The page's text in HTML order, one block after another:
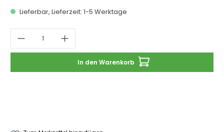
Lieferbar, Lieferzeit: 1-5 Werktage
Produkt Anzahl: Gib den
In den Warenkorb